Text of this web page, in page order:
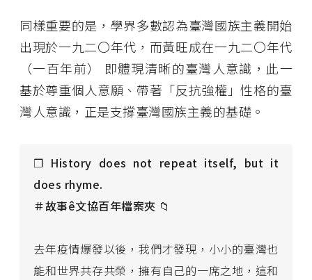
同樣重要的是，學界多數認為臺灣國族主義開始
出現於一九二〇年代，而黃旺成在一九二〇年代
（一百年前） 即體現清晰的臺灣人意識，此一
基於尊重個人意願、帶著「反抗強權」性格的臺
灣人意識，正是支撐臺灣國族主義的基礎。
❐ History does not repeat itself, but it
does rhyme.
＃故事ê文協百年檔案夾 📁
去年疫情爆發以後，我們才發現，小小的臺灣也
能和世界共存共榮，擁有自己的一席之地，這和